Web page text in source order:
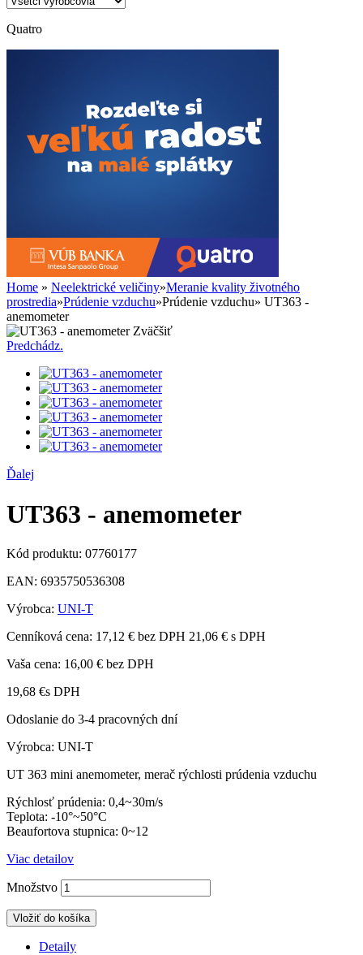
Quatro
Home » Neelektrické veličiny»Meranie kvality životného
prostredia»Prúdenie vzduchu»Prúdenie vzduchu» UT363 -
anemometer
Zväčšiť
Predchádz.
Ďalej
UT363 - anemometer
Kód produktu: 07760177
EAN: 6935750536308
Výrobca: UNI-T
Cenníková cena: 17,12 € bez DPH 21,06 € s DPH
Vaša cena: 16,00 € bez DPH
19,68 €s DPH
Odoslanie do 3-4 pracovných dní
Výrobca: UNI-T
UT 363 mini anemometer, merač rýchlosti prúdenia vzduchu
Rýchlosť prúdenia: 0,4~30m/s
Teplota: -10°~50°C
Beaufortova stupnica: 0~12
Viac detailov
Množstvo
Vložiť do košíka
Detaily